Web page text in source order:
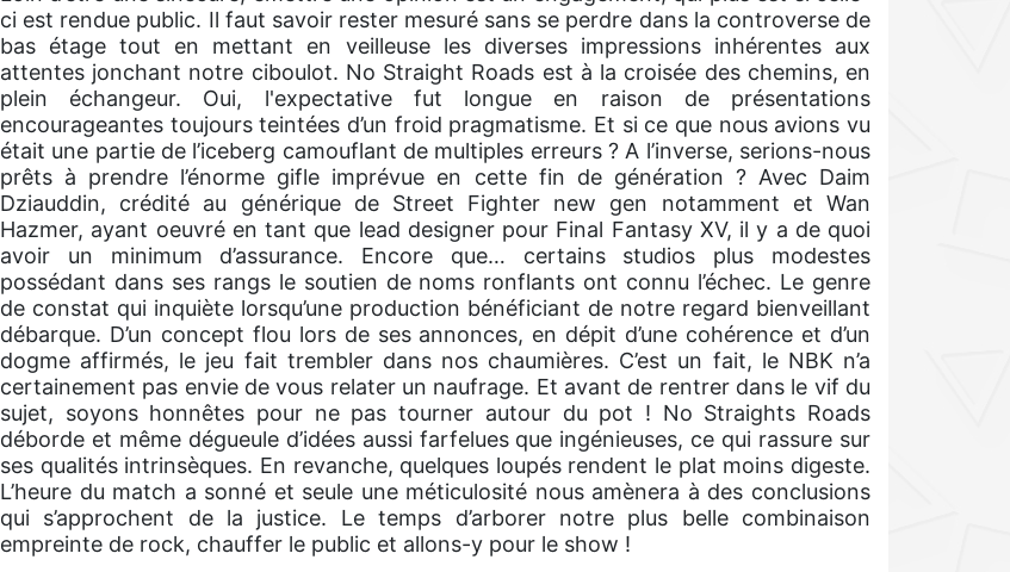
ci est rendue public. Il faut savoir rester mesuré sans se perdre dans la controverse de
bas étage tout en mettant en veilleuse les diverses impressions inhérentes aux
attentes jonchant notre ciboulot. No Straight Roads est à la croisée des chemins, en
plein échangeur. Oui, l'expectative fut longue en raison de présentations
encourageantes toujours teintées d’un froid pragmatisme. Et si ce que nous avions vu
était une partie de l’iceberg camouflant de multiples erreurs ? A l’inverse, serions-nous
prêts à prendre l’énorme gifle imprévue en cette fin de génération ? Avec Daim
Dziauddin, crédité au générique de Street Fighter new gen notamment et Wan
Hazmer, ayant oeuvré en tant que lead designer pour Final Fantasy XV, il y a de quoi
avoir un minimum d’assurance. Encore que… certains studios plus modestes
possédant dans ses rangs le soutien de noms ronflants ont connu l’échec. Le genre
de constat qui inquiète lorsqu’une production bénéficiant de notre regard bienveillant
débarque. D’un concept flou lors de ses annonces, en dépit d’une cohérence et d’un
dogme affirmés, le jeu fait trembler dans nos chaumières. C’est un fait, le NBK n’a
certainement pas envie de vous relater un naufrage. Et avant de rentrer dans le vif du
sujet, soyons honnêtes pour ne pas tourner autour du pot ! No Straights Roads
déborde et même dégueule d’idées aussi farfelues que ingénieuses, ce qui rassure sur
ses qualités intrinsèques. En revanche, quelques loupés rendent le plat moins digeste.
L’heure du match a sonné et seule une méticulosité nous amènera à des conclusions
qui s’approchent de la justice. Le temps d’arborer notre plus belle combinaison
empreinte de rock, chauffer le public et allons-y pour le show !